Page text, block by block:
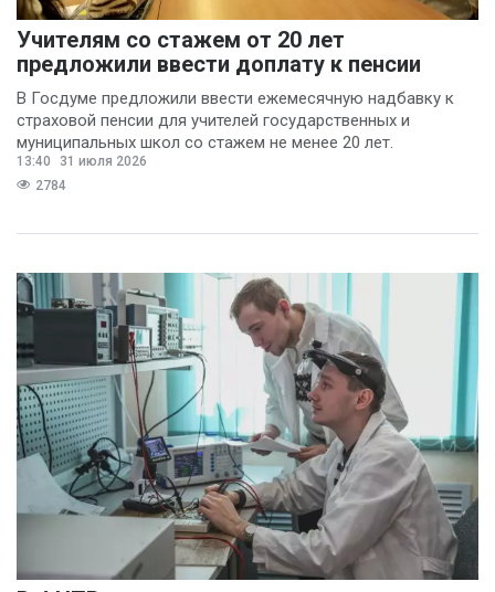
Учителям со стажем от 20 лет
предложили ввести доплату к пенсии
В Госдуме предложили ввести ежемесячную надбавку к
страховой пенсии для учителей государственных и
муниципальных школ со стажем не менее 20 лет.
13:40
31 июля 2026
2784